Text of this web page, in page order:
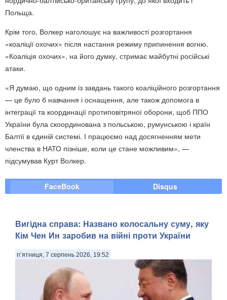
Польща.
Крім того, Волкер наголошує на важливості розгортання
«коаліції охочих» після настання режиму припинення вогню.
«Коаліція охочих», на його думку, стримає майбутні російські
атаки.
«Я думаю, що одним із завдань такого коаліційного розгортання
— це було б навчання і оснащення, але також допомога в
інтеграції та координації протиповітряної оборони, щоб ППО
України була скоординована з польською, румунською і країн
Балтії в єдиній системі. І працюємо над досягненням мети
членства в НАТО пізніше, коли це стане можливим», —
підсумував Курт Волкер.
FaceBook Disqus
Вигідна справа: Названо колосальну суму, яку
Кім Чен Ин заробив на війні проти України
п’ятниця, 7 серпень 2026, 19:52